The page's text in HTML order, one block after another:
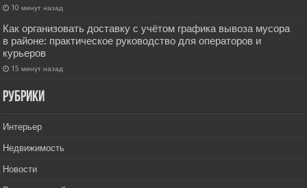
10 минут назад
Как организовать доставку с учётом графика вывоза мусора
в районе: практическое руководство для операторов и
курьеров
15 минут назад
РУбрики
Интерьер
Недвижимость
Новости